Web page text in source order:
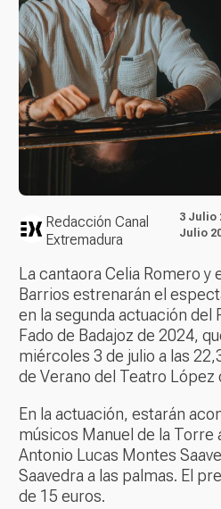
Redacción Canal
Extremadura
3 Julio
Julio
La cantaora Celia Romero y
Barrios estrenarán el
en la segunda actuación del
Fado de Badajoz de 2024,
miércoles 3 de julio a las
de Verano del Teatro López
En la actuación, estarán
músicos Manuel de la Torre
Antonio Lucas Montes
Saavedra a las palmas. El
de 15 euros.